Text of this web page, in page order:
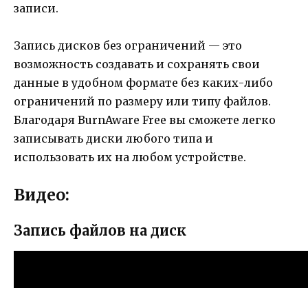
записи.
Запись дисков без ограничений — это
возможность создавать и сохранять свои
данные в удобном формате без каких-либо
ограничений по размеру или типу файлов.
Благодаря BurnAware Free вы сможете легко
записывать диски любого типа и
использовать их на любом устройстве.
Видео:
Запись файлов на диск